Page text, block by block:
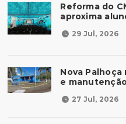
Reforma do
aproxima
29 Jul, 2026
Nova
e
27 Jul, 2026